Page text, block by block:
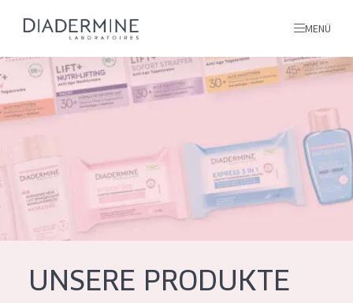
ALLE PRODUKTE
Alle produkte
MENÜ
inhaltsstoffe
Über uns
Inspiration
Kontakt
UNSERE PRODUKTE